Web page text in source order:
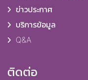
ข่าวประกาศ
บริการข้อมูล
Q&A
ติดต่อ